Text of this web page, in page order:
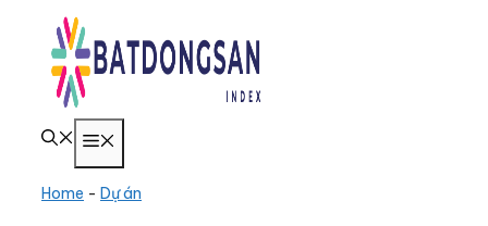
Chuyển
Home - Dự án